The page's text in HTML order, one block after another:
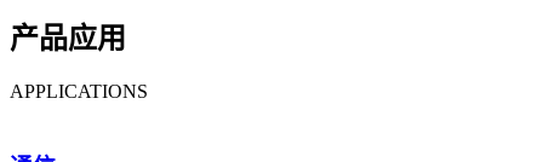
产品应用
APPLICATIONS